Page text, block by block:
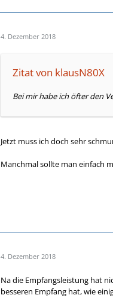
4. Dezember 2018
Zitat von klausN80X
Bei mir habe ich öfter den
Jetzt muss ich doch sehr
Manchmal sollte man einfach
4. Dezember 2018
Na die Empfangsleistung hat
besseren Empfang hat, wie